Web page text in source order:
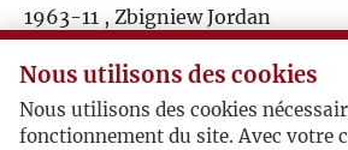
1963-11 , Zbigniew Jordan
List niedatowany, napisany po
Jordan zgadza się na napisanie
wspomnieniowego o Stanisławie
Nous utilisons des cookies
Nous utilisons des cookies
fonctionnement du site. Avec votre